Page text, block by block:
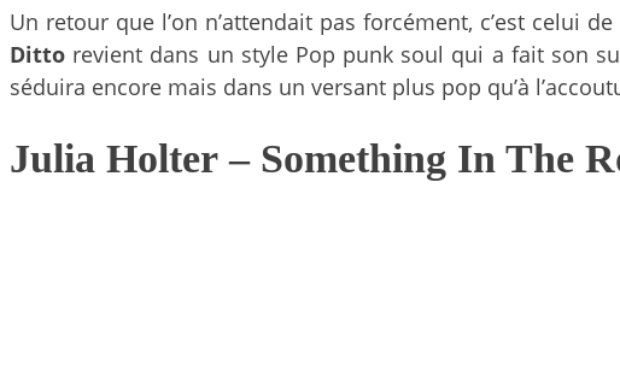
Un retour que l’on n’attendait pas forcément, c’est celui de
Ditto revient dans un style Pop punk soul qui a fait son
séduira encore mais dans un versant plus pop qu’à
Julia Holter – Something In The